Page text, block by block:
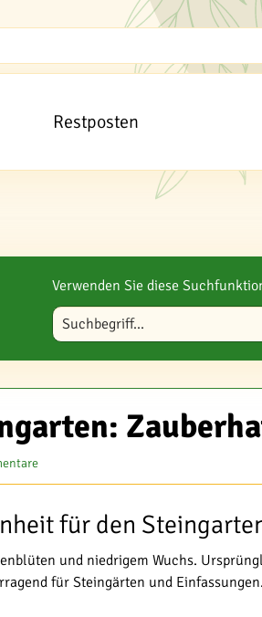
Restposten
Verwenden Sie diese
Blog durchsuchen
für den
und niedrigem Wuchs.
für Steingärten und Einfassungen.